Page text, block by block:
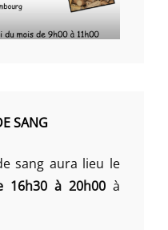
SANG
sang aura lieu le
16h30 à 20h00 à